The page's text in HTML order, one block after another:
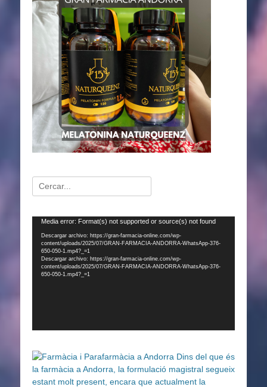
Buscar:
Reproductor
vídeo
Media error: Format(s) not supported or source(s) not found
Descargar archivo: https://gran-farmacia-online.com/wp-
content/uploads/2025/07/GRAN-FARMACIA-ANDORRA-WhatsApp-376-
650-050-1.mp4?_=1
Descargar archivo: https://gran-farmacia-online.com/wp-
content/uploads/2025/07/GRAN-FARMACIA-ANDORRA-WhatsApp-376-
650-050-1.mp4?_=1